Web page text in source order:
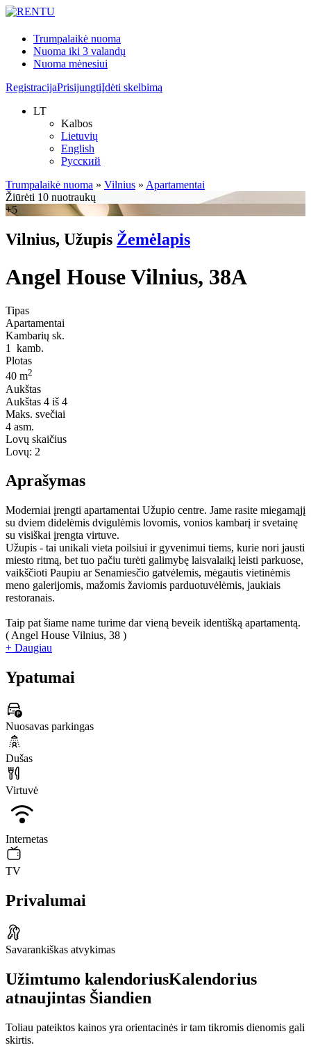
Trumpalaikė nuoma
Nuoma iki 3 valandų
Nuoma mėnesiui
RegistracijaPrisijungtiĮdėti skelbimą
LT
Kalbos
Lietuvių
English
Русский
Trumpalaikė nuoma » Vilnius » Apartamentai
Žiūrėti 10 nuotraukų
+5
Vilnius, Užupis Žemėlapis
Angel House Vilnius, 38A
Tipas
Apartamentai
Kambarių sk.
1
kamb.
Plotas
40 m2
Aukštas
Aukštas 4 iš 4
Maks. svečiai
4 asm.
Lovų skaičius
Lovų: 2
Aprašymas
Moderniai įrengti apartamentai Užupio centre. Jame rasite miegamąjį
su dviem didelėmis dvigulėmis lovomis, vonios kambarį ir svetainę
su visiškai įrengta virtuve.
Užupis - tai unikali vieta poilsiui ir gyvenimui tiems, kurie nori jausti
miesto ritmą, bet tuo pačiu turėti galimybę laisvalaikį leisti parkuose,
vaikščioti Paupiu ar Senamiesčio gatvėlemis, mėgautis vietinėmis
meno galerijomis, mažomis žaviomis parduotuvėlėmis, jaukiais
restoranais.
Taip pat šiame name turime dar vieną beveik identišką apartamentą.
( Angel House Vilnius, 38 )
+ Daugiau
Ypatumai
Nuosavas parkingas
Dušas
Virtuvė
Internetas
TV
Privalumai
Savarankiškas atvykimas
Užimtumo kalendoriusKalendorius
atnaujintas Šiandien
Toliau pateiktos kainos yra orientacinės ir tam tikromis dienomis gali
skirtis.